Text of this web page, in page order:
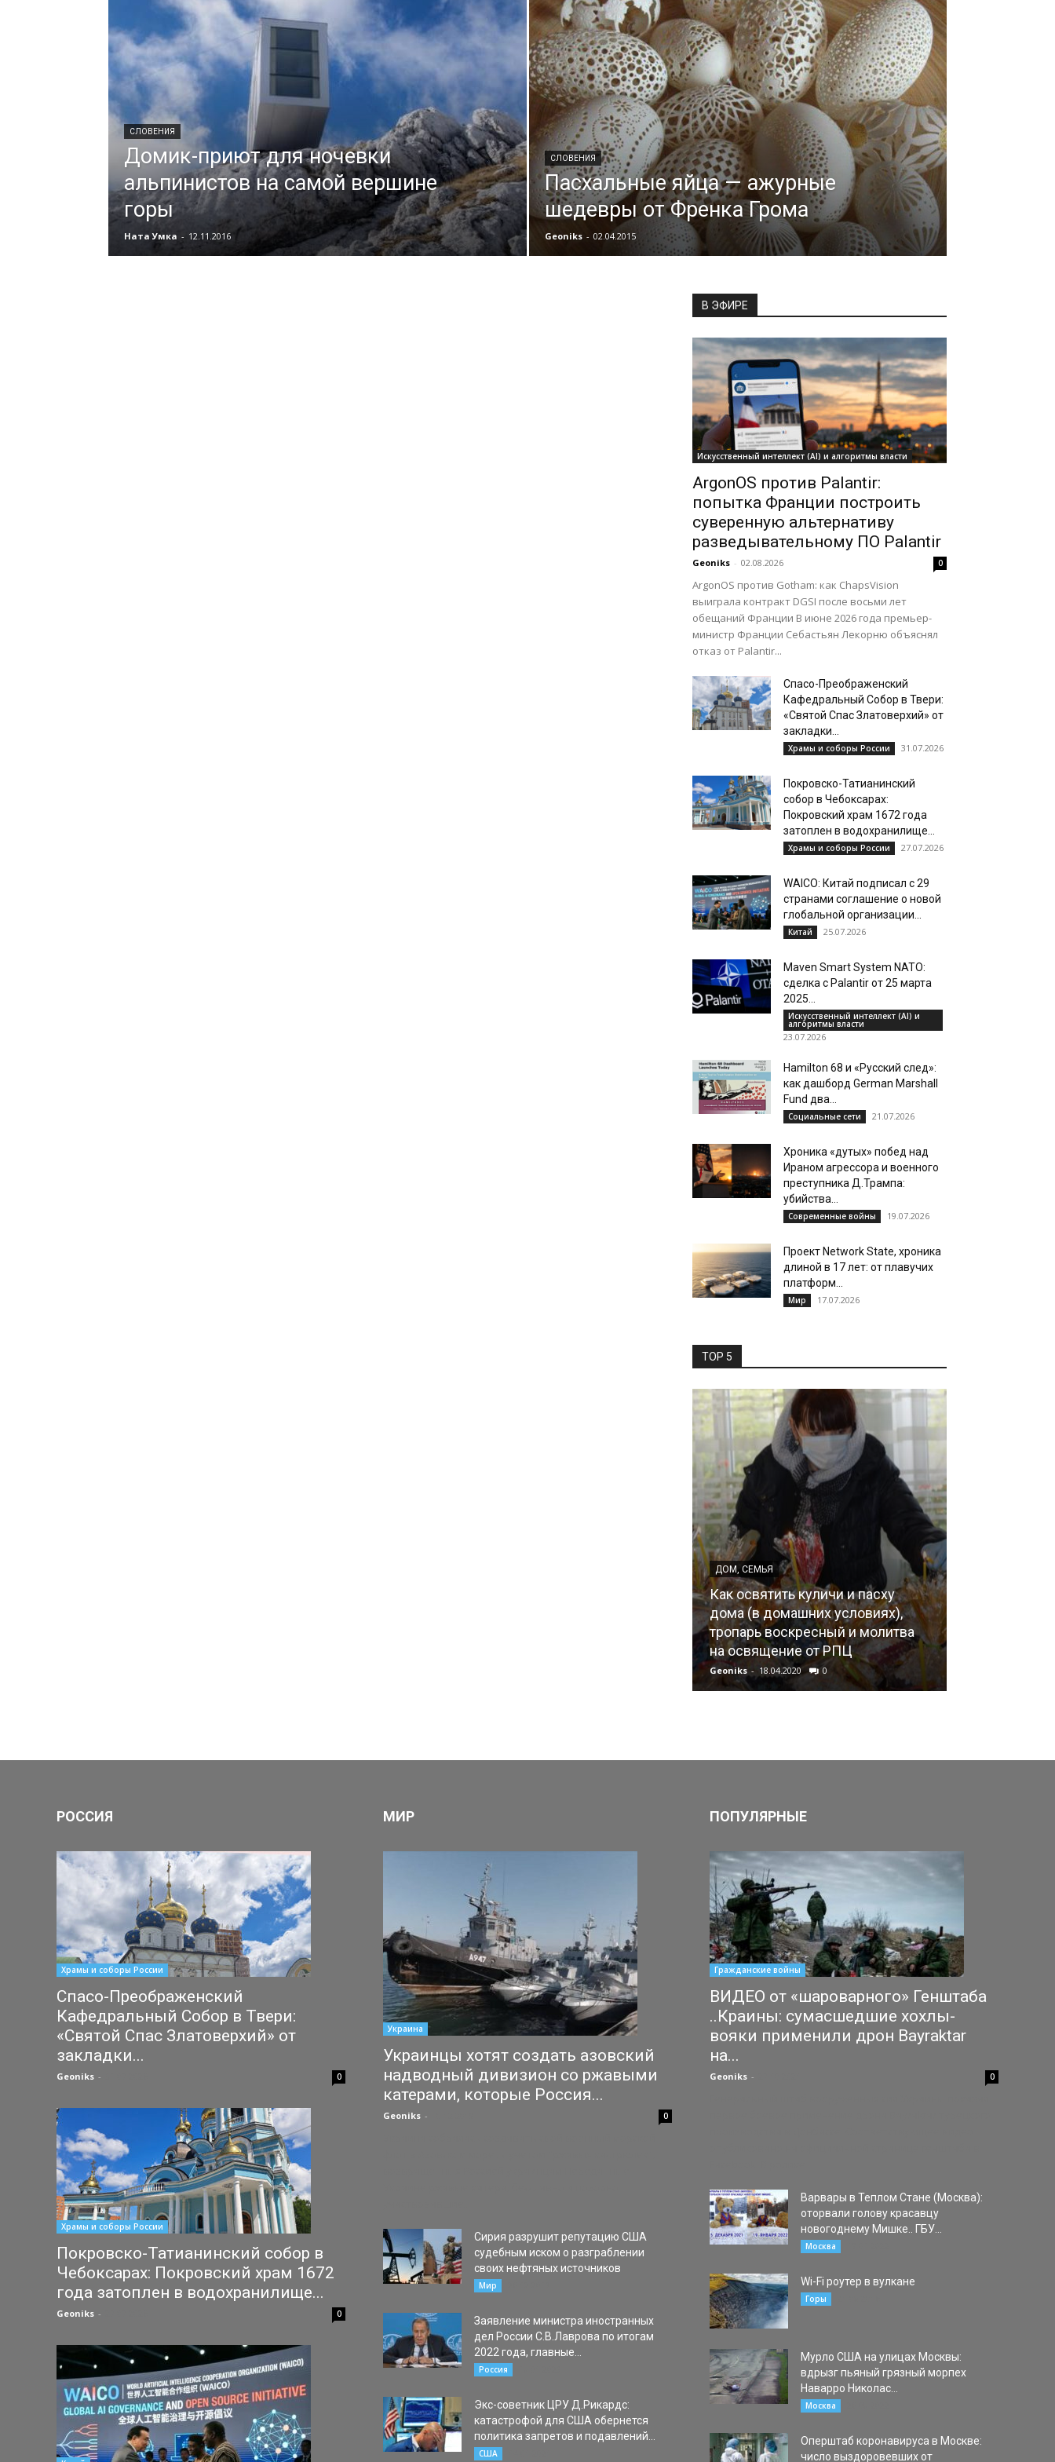
СЛОВЕНИЯ
Домик-приют для ночевки
альпинистов на самой вершине
горы
Ната Умка - 12.11.2016
СЛОВЕНИЯ
Пасхальные яйца — ажурные
шедевры от Френка Грома
Geoniks - 02.04.2015
В ЭФИРЕ
Искусственный интеллект (AI) и алгоритмы власти
ArgonOS против Palantir:
попытка Франции построить
суверенную альтернативу
разведывательному ПО Palantir
Geoniks - 02.08.2026 0
ArgonOS против Gotham: как ChapsVision
выиграла контракт DGSI после восьми лет
обещаний Франции В июне 2026 года премьер-
министр Франции Себастьян Лекорню объяснял
отказ от Palantir...
Спасо-Преображенский
Кафедральный Собор в Твери:
«Святой Спас Златоверхий» от
закладки...
Храмы и соборы России 31.07.2026
Покровско-Татианинский
собор в Чебоксарах:
Покровский храм 1672 года
затоплен в водохранилище...
Храмы и соборы России 27.07.2026
WAICO: Китай подписал с 29
странами соглашение о новой
глобальной организации...
Китай 25.07.2026
Maven Smart System NATO:
сделка с Palantir от 25 марта
2025...
Искусственный интеллект (AI) и
алгоритмы власти
23.07.2026
Hamilton 68 и «Русский след»:
как дашборд German Marshall
Fund два...
Социальные сети 21.07.2026
Хроника «дутых» побед над
Ираном агрессора и военного
преступника Д.Трампа:
убийства...
Современные войны 19.07.2026
Проект Network State, хроника
длиной в 17 лет: от плавучих
платформ...
Мир 17.07.2026
TOP 5
ДОМ, СЕМЬЯ
Как освятить куличи и пасху
дома (в домашних условиях),
тропарь воскресный и молитва
на освящение от РПЦ
Geoniks - 18.04.2020 0
РОССИЯ
Храмы и соборы России
Спасо-Преображенский
Кафедральный Собор в Твери:
«Святой Спас Златоверхий» от
закладки...
Geoniks - 0
Храмы и соборы России
Покровско-Татианинский собор в
Чебоксарах: Покровский храм 1672
года затоплен в водохранилище...
Geoniks - 0
МИР
Украина
Украинцы хотят создать азовский
надводный дивизион со ржавыми
катерами, которые Россия...
Geoniks - 0
Сирия разрушит репутацию США
судебным иском о разграблении
своих нефтяных источников
Мир
Заявление министра иностранных
дел России С.В.Лаврова по итогам
2022 года, главные...
Россия
Экс-советник ЦРУ Д.Рикардс:
катастрофой для США обернется
политика запретов и подавлений...
США
ПОПУЛЯРНЫЕ
Гражданские войны
ВИДЕО от «шароварного» Генштаба
..Краины: сумасшедшие хохлы-
вояки применили дрон Bayraktar
на...
Geoniks - 0
Варвары в Теплом Стане (Москва):
оторвали голову красавцу
новогоднему Мишке.. ГБУ...
Москва
Wi-Fi роутер в вулкане
Горы
Мурло США на улицах Москвы:
вдрызг пьяный грязный морпех
Наварро Николас...
Москва
Оперштаб коронавируса в Москве:
число выздоровевших от